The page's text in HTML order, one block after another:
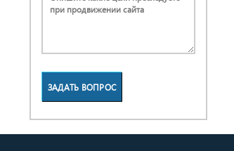
ЗАДАТЬ ВОПРОС